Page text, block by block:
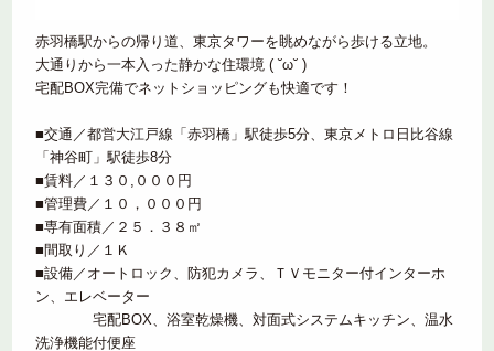
赤羽橋駅からの帰り道、東京タワーを眺めながら歩ける立地。
大通りから一本入った静かな住環境 ( ˘ω˘ )
宅配BOX完備でネットショッピングも快適です！
■交通／都営大江戸線「赤羽橋」駅徒歩5分、東京メトロ日比谷線
「神谷町」駅徒歩8分
■賃料／１３０,０００円
■管理費／１０，０００円
■専有面積／２５．３８㎡
■間取り／１Ｋ
■設備／オートロック、防犯カメラ、ＴＶモニター付インターホ
ン、エレベーター
宅配BOX、浴室乾燥機、対面式システムキッチン、温水
洗浄機能付便座